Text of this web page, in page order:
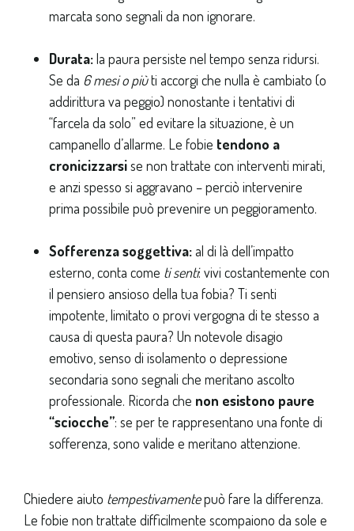
marcata sono segnali da non ignorare.
Durata:la paura persiste nel tempo senza ridursi.
Se da 6 mesi o piùti accorgi che nulla è cambiato (o
addirittura va peggio) nonostante i tentativi di
“farcela da solo” ed evitare la situazione, è un
campanello d’allarme. Le fobie tendono a
cronicizzarsise non trattate con interventi mirati,
e anzi spesso si aggravano – perciò intervenire
prima possibile può prevenire un peggioramento.
Sofferenza soggettiva:al di là dell’impatto
esterno, conta come ti senti: vivi costantemente con
il pensiero ansioso della tua fobia? Ti senti
impotente, limitato o provi vergogna di te stesso a
causa di questa paura? Un notevole disagio
emotivo, senso di isolamento o depressione
secondaria sono segnali che meritano ascolto
professionale. Ricorda che non esistono paure
“sciocche”: se per te rappresentano una fonte di
sofferenza, sono valide e meritano attenzione.
Chiedere aiuto tempestivamentepuò fare la differenza.
Le fobie non trattate difficilmente scompaiono da sole e